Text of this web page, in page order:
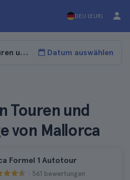
DEU (EUR)
Datum auswählen
Touren und
von Mallorca
Formel 1 Autotour
561 bewertungen